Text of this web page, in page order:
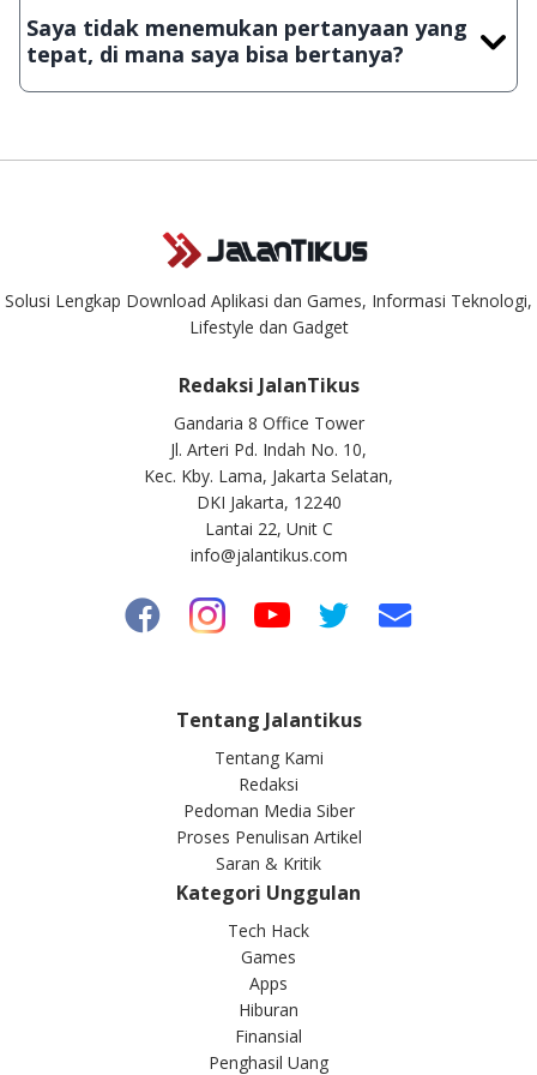
download secara manual, sehingga kuota sebesar ribuan
aplikasi & games tidak dapat tercapai dalam waktu yang
singkat.
Saya tidak menemukan pertanyaan yang
tepat, di mana saya bisa bertanya?
Kami dengan senang hati menjawab setiap pertanyaan yang
Solusi Lengkap Download Aplikasi dan Games, Informasi Teknologi,
Lifestyle dan Gadget
Redaksi JalanTikus
Gandaria 8 Office Tower
Jl. Arteri Pd. Indah No. 10,
Kec. Kby. Lama, Jakarta Selatan,
DKI Jakarta, 12240
Lantai 22, Unit C
info@jalantikus.com
Tentang Jalantikus
Tentang Kami
Redaksi
Pedoman Media Siber
Proses Penulisan Artikel
Saran & Kritik
Kategori Unggulan
Tech Hack
Games
Apps
Hiburan
Finansial
Penghasil Uang